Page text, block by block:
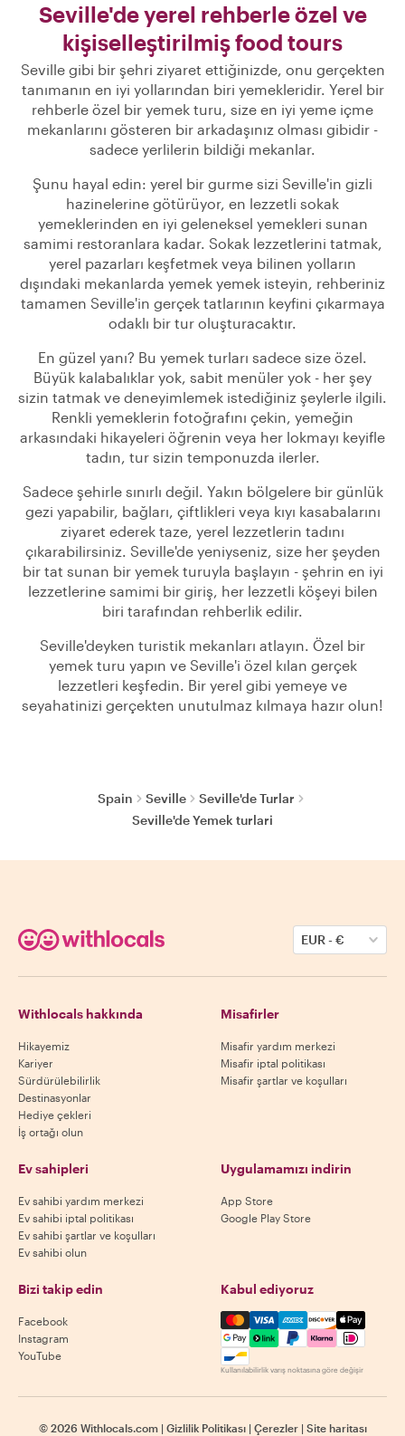
Seville'de yerel rehberle özel ve
kişiselleştirilmiş food tours
Seville gibi bir şehri ziyaret ettiğinizde, onu gerçekten
tanımanın en iyi yollarından biri yemekleridir. Yerel bir
rehberle özel bir yemek turu, size en iyi yeme içme
mekanlarını gösteren bir arkadaşınız olması gibidir -
sadece yerlilerin bildiği mekanlar.
Şunu hayal edin: yerel bir gurme sizi Seville'in gizli
hazinelerine götürüyor, en lezzetli sokak
yemeklerinden en iyi geleneksel yemekleri sunan
samimi restoranlara kadar. Sokak lezzetlerini tatmak,
yerel pazarları keşfetmek veya bilinen yolların
dışındaki mekanlarda yemek yemek isteyin, rehberiniz
tamamen Seville'in gerçek tatlarının keyfini çıkarmaya
odaklı bir tur oluşturacaktır.
En güzel yanı? Bu yemek turları sadece size özel.
Büyük kalabalıklar yok, sabit menüler yok - her şey
sizin tatmak ve deneyimlemek istediğiniz şeylerle ilgili.
Renkli yemeklerin fotoğrafını çekin, yemeğin
arkasındaki hikayeleri öğrenin veya her lokmayı keyifle
tadın, tur sizin temponuzda ilerler.
Sadece şehirle sınırlı değil. Yakın bölgelere bir günlük
gezi yapabilir, bağları, çiftlikleri veya kıyı kasabalarını
ziyaret ederek taze, yerel lezzetlerin tadını
çıkarabilirsiniz. Seville'de yeniyseniz, size her şeyden
bir tat sunan bir yemek turuyla başlayın - şehrin en iyi
lezzetlerine samimi bir giriş, her lezzetli köşeyi bilen
biri tarafından rehberlik edilir.
Seville'deyken turistik mekanları atlayın. Özel bir
yemek turu yapın ve Seville'i özel kılan gerçek
lezzetleri keşfedin. Bir yerel gibi yemeye ve
seyahatinizi gerçekten unutulmaz kılmaya hazır olun!
Spain Seville
Seville'de Turlar
Seville'de Yemek turlari
EUR-€
Withlocals hakkında
Hikayemiz
Kariyer
Sürdürülebilirlik
Destinasyonlar
Hediye çekleri
İş ortağı olun
Misafirler
Misafir yardım merkezi
Misafir iptal politikası
Misafir şartlar ve koşulları
Ev sahipleri
Ev sahibi yardım merkezi
Ev sahibi iptal politikası
Ev sahibi şartlar ve koşulları
Ev sahibi olun
Uygulamamızı indirin
App Store
Google Play Store
Bizi takip edin
Facebook
Instagram
YouTube
Kabul ediyoruz
Mastercard, Visa, Amex,
Kullanılabilirlik varış noktasına göre değişir
© 2026 Withlocals.com | Gizlilik Politikası | Çerezler | Site haritası